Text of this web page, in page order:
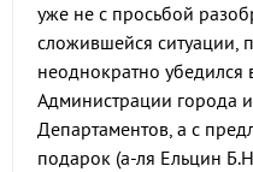
уже не с просьбой
сложившейся ситуации,
неоднократно
Администрации города
Департаментов, а с
подарок (а-ля Ельцин